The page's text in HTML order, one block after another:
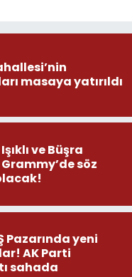
masaya yatırıldı
ve Büşra
Grammy’de söz
Pazarında yeni
Parti
sahada